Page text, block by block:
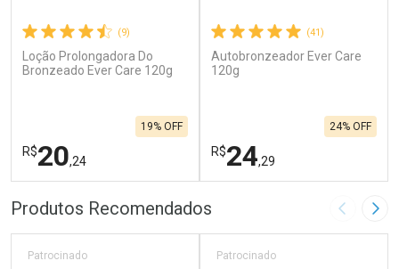
(9)
Loção Prolongadora Do
Bronzeado Ever Care 120g
R$20,24
19% OFF
FECHAR
Laboratório
FECHAR
Por Menos
(41)
Autobronzeador Ever Care
120g
R$24,29
24% OFF
Laboratório
Por Menos
Produtos Recomendados Imagem
Patrocinado Patrocinado